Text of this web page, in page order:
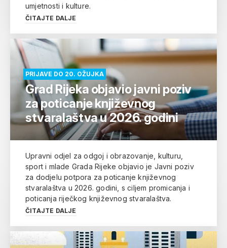
umjetnosti i kulture.
ČITAJTE DALJE
PRIJAVE DO 20. OŽUJKA
Grad Rijeka objavio javni poziv
za poticanje književnog
stvaralaštva u 2026. godini
Upravni odjel za odgoj i obrazovanje, kulturu,
sport i mlade Grada Rijeke objavio je Javni poziv
za dodjelu potpora za poticanje književnog
stvaralaštva u 2026. godini, s ciljem promicanja i
poticanja riječkog književnog stvaralaštva.
ČITAJTE DALJE